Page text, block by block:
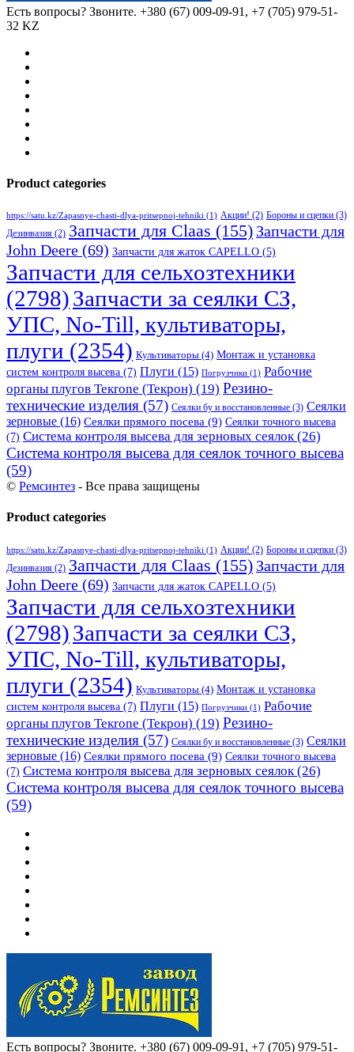
Есть вопросы? Звоните. +380 (67) 009-09-91, +7 (705) 979-51-
32 KZ
Product categories
https://satu.kz/Zapasnye-chasti-dlya-pritsepnoj-tehniki (1) Акции! (2) Бороны и сцепки (3)
Дезинвазия (2) Запчасти для Claas (155) Запчасти для
John Deere (69) Запчасти для жаток CAPELLO (5)
Запчасти для сельхозтехники
(2798)Запчасти за сеялки СЗ,
УПС, No-Till, культиваторы,
плуги (2354) Культиваторы (4) Монтаж и установка
систем контроля высева (7) Плуги (15) Погрузчики (1) Рабочие
органы плугов Текrоne (Текрон) (19) Резино-
технические изделия (57) Сеялки бу и восстановленные (3) Сеялки
зерновые (16) Сеялки прямого посева (9) Сеялки точного высева
(7) Система контроля высева для зерновых сеялок(26)
Система контроля высева для сеялок точного высева
(59)
© Ремсинтез - Все права защищены
Product categories
https://satu.kz/Zapasnye-chasti-dlya-pritsepnoj-tehniki (1) Акции! (2) Бороны и сцепки (3)
Дезинвазия (2) Запчасти для Claas (155) Запчасти для
John Deere (69) Запчасти для жаток CAPELLO (5)
Запчасти для сельхозтехники
(2798)Запчасти за сеялки СЗ,
УПС, No-Till, культиваторы,
плуги (2354) Культиваторы (4) Монтаж и установка
систем контроля высева (7) Плуги (15) Погрузчики (1) Рабочие
органы плугов Текrоne (Текрон) (19) Резино-
технические изделия (57) Сеялки бу и восстановленные (3) Сеялки
зерновые (16) Сеялки прямого посева (9) Сеялки точного высева
(7) Система контроля высева для зерновых сеялок (26)
Система контроля высева для сеялок точного высева
(59)
Есть вопросы? Звоните. +380 (67) 009-09-91, +7 (705) 979-51-